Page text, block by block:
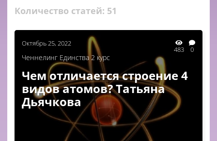
Количество статей: 51
Октябрь 25, 2022
483 0
Ченнелинг Единства 2 курс
Чем отличается строение 4
видов атомов? Татьяна
Дьячкова